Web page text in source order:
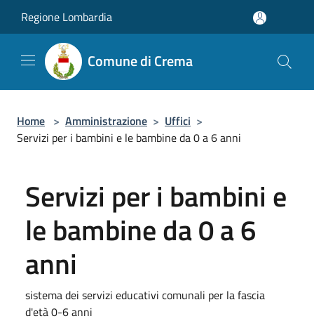
Regione Lombardia
Comune di Crema
Home > Amministrazione > Uffici >
Servizi per i bambini e le bambine da 0 a 6 anni
Servizi per i bambini e
le bambine da 0 a 6
anni
sistema dei servizi educativi comunali per la fascia
d'età 0-6 anni